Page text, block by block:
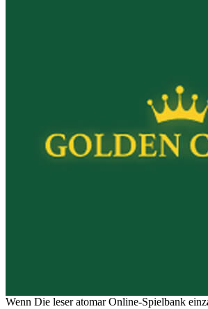
Wenn Die leser atomar Online-Spielbank